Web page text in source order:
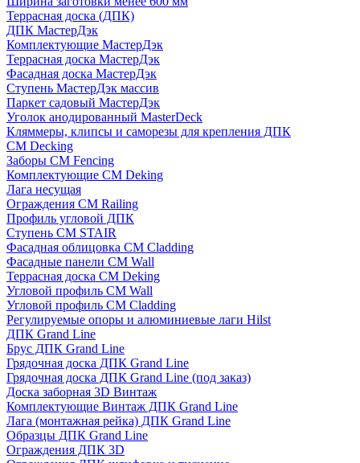
Террасная доска (ДПК)
ДПК МастерДэк
Комплектующие МастерДэк
Террасная доска МастерДэк
Фасадная доска МастерДэк
Ступень МастерДэк массив
Паркет садовый МастерДэк
Уголок анодированный MasterDeck
Кляммеры, клипсы и саморезы для крепления ДПК
CM Decking
Заборы CM Fencing
Комплектующие CM Deking
Лага несущая
Ограждения CM Railing
Профиль угловой ДПК
Ступень CM STAIR
Фасадная облицовка CM Cladding
Фасадные панели CM Wall
Террасная доска CM Deking
Угловой профиль CM Wall
Угловой профиль CM Cladding
Регулируемые опоры и алюминиевые лаги Hilst
ДПК Grand Line
Брус ДПК Grand Line
Грядочная доска ДПК Grand Line
Грядочная доска ДПК Grand Line (под заказ)
Доска заборная 3D Винтаж
Комплектующие Винтаж ДПК Grand Line
Лага (монтажная рейка) ДПК Grand Line
Образцы ДПК Grand Line
Ограждения ДПК 3D